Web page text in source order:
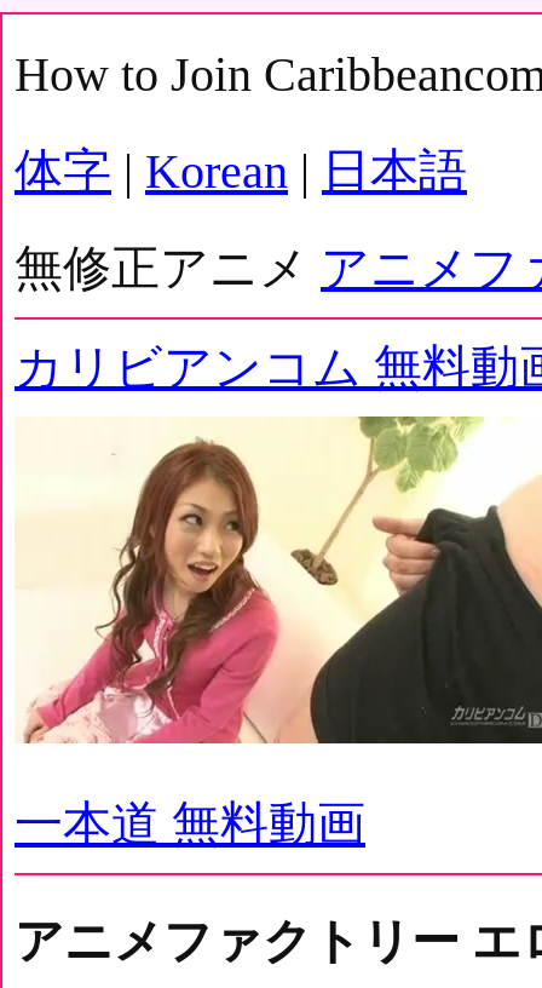
How to Join
体字 | Korean | 日本語
無修正アニメ アニメフ
カリビアンコム 無料動
一本道 無料動画
アニメファクトリー